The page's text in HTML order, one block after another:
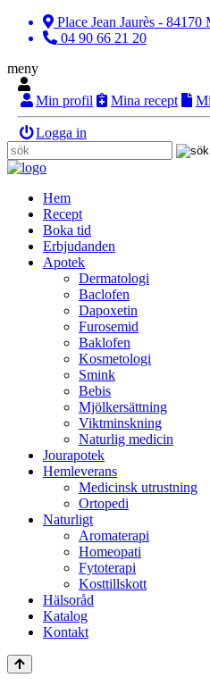
Place Jean Jaurès - 84170
04 90 66 21 20
meny
Min profil Mina recept
Logga in
Hem
Recept
Boka tid
Erbjudanden
Apotek
Dermatologi
Baclofen
Dapoxetin
Furosemid
Baklofen
Kosmetologi
Smink
Bebis
Mjölkersättning
Viktminskning
Naturlig medicin
Jourapotek
Hemleverans
Medicinsk utrustning
Ortopedi
Naturligt
Aromaterapi
Homeopati
Fytoterapi
Kosttillskott
Hälsoråd
Katalog
Kontakt